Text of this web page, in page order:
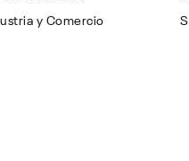
y Comercio